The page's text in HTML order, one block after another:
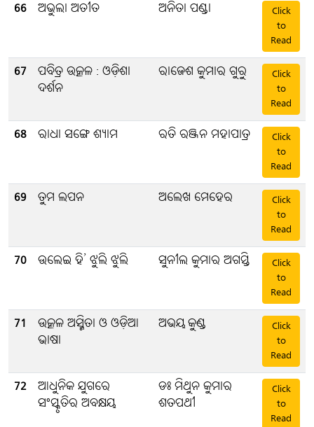
66 ଅଭୁଲା ଅତୀତ ଅନିତା ପଣ୍ଡା
Click
to
Read
67
ପବିତ୍ର ଉତ୍କଳ : ଓଡ଼ିଶା
ଦର୍ଶନ
ରାଜେଶ କୁମାର ଗୁରୁ
Click
to
Read
68 ରାଧା ସଙ୍ଗେ ଶ୍ୟାମ ରତି ରଞ୍ଜନ ମହାପାତ୍ର
Click
to
Read
69 ତୁମ ଲପନ ଅଲେଖ ମେହେର
Click
to
Read
70 ଉଲେଇ ହି’ ଝୁଲି ଝୁଲି ସୁନୀଲ କୁମାର ଅଗସ୍ତି
Click
to
Read
71
ଉତ୍କଳ ଅସ୍ମିତା ଓ ଓଡ଼ିଆ
ଭାଷା
ଅଭୟ କୁଣ୍ଡ
Click
to
Read
72
ଆଧୁନିକ ଯୁଗରେ
ସଂସ୍କୃତିର ଅବକ୍ଷୟ
ଡଃ ମିଥୁନ କୁମାର
ଶତପଥୀ
Click
to
Read